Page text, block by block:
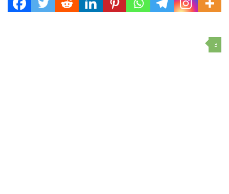
estaba...
3